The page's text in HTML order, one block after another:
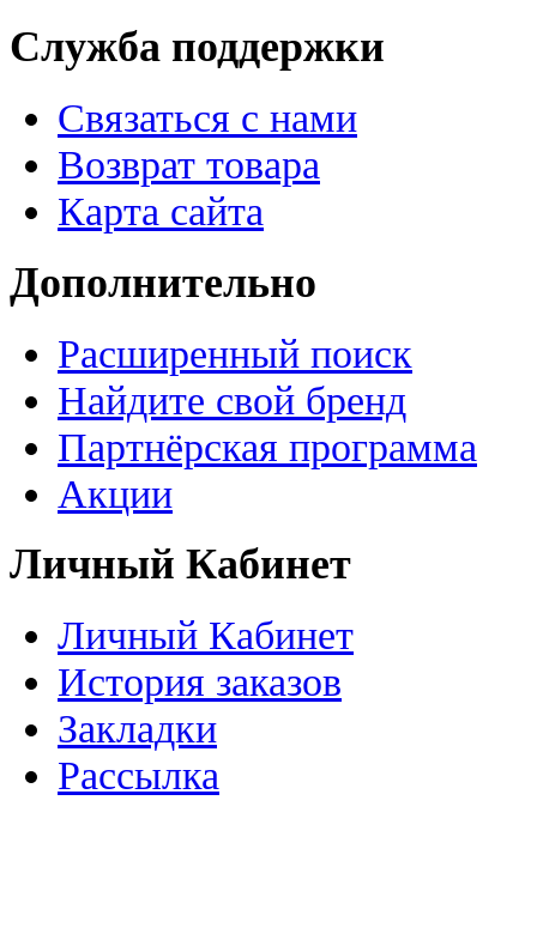
Служба поддержки
Связаться с нами
Возврат товара
Карта сайта
Дополнительно
Расширенный поиск
Найдите свой бренд
Партнёрская программа
Акции
Личный Кабинет
Личный Кабинет
История заказов
Закладки
Рассылка